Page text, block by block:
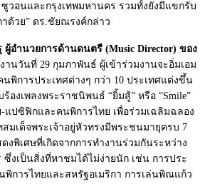
วอนและกรุงเทพมหานคร รวมทั้งยังมีแขกรับ
ด้วย” ดร.ชัยณรงค์กล่าว
อำนวยการด้านดนตรี (Music Director) ของ
านวันที่ 29 กุมภาพันธ์ ผู้เข้าร่วมงานจะอิ่มเอม
พิการประเทศต่างๆ กว่า 10 ประเทศแต่งขึ้น
องเพลงพระราชนิพนธ์ “ยิ้มสู้” หรือ “Smile”
-แปซิฟิกและคนพิการไทย เพื่อร่วมเฉลิมฉลอง
มเด็จพระเจ้าอยู่หัวทรงมีพระชนมายุครบ 7
งพิเศษที่เกิดจากการทำงานร่วมกันระหว่าง
งเป็นสิ่งที่หาชมได้ไม่ง่ายนัก เช่น การประ
การไทยและสหรัฐอเมริกา การเล่นพิณแก้ว